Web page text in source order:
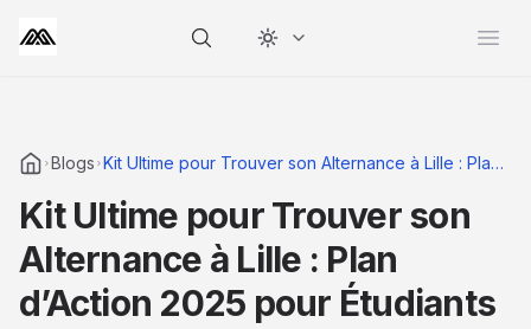
Change theme
Blogs Kit Ultime pour Trouver son Alternance à Lille : Plan
Commerce & Marketing
Kit Ultime pour Trouver son
Alternance à Lille : Plan
d’Action 2025 pour Étudiants